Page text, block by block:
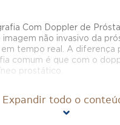
Com Doppler de
imagem não invasivo da
tempo real. A diferença
comum é que com o
prostático.
feito o exame
Expandir todo o